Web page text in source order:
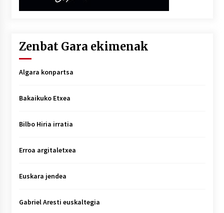
Zenbat Gara ekimenak
Algara konpartsa
Bakaikuko Etxea
Bilbo Hiria irratia
Erroa argitaletxea
Euskara jendea
Gabriel Aresti euskaltegia